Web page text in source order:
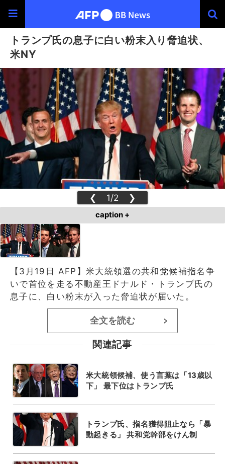
トランプ氏の息子に白い粉末入り脅迫状、
米NY
❮ 1/2 ❯
caption +
【3月19日 AFP】米大統領選の共和党候補指名争
いで首位を走る不動産王ドナルド・トランプ氏の
息子に、白い粉末が入った脅迫状が届いた。
全文を読む >
関連記事
米大統領候補、使う言葉は「13歳以
下」 最下位はトランプ氏
トランプ氏、指名獲得阻止なら「暴
動起きる」 共和党幹部をけん制